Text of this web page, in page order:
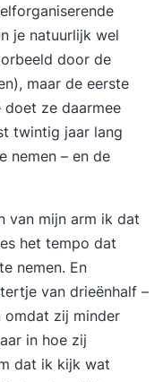
je natuurlijk wel
door de
maar de eerste
ze daarmee
twintig jaar lang
nemen – en de
van mijn arm ik dat
het tempo dat
nemen. En
van drieënhalf –
omdat zij minder
in hoe zij
dat ik kijk wat